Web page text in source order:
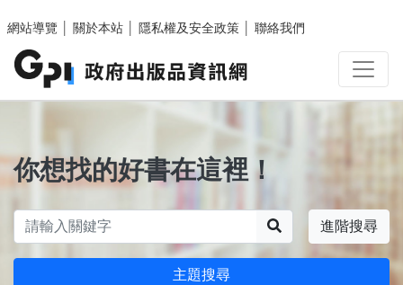
網站導覽
關於本站 隱私權及安全政策 聯絡我們
你想找的好書在這裡！
進階搜尋
主題搜尋